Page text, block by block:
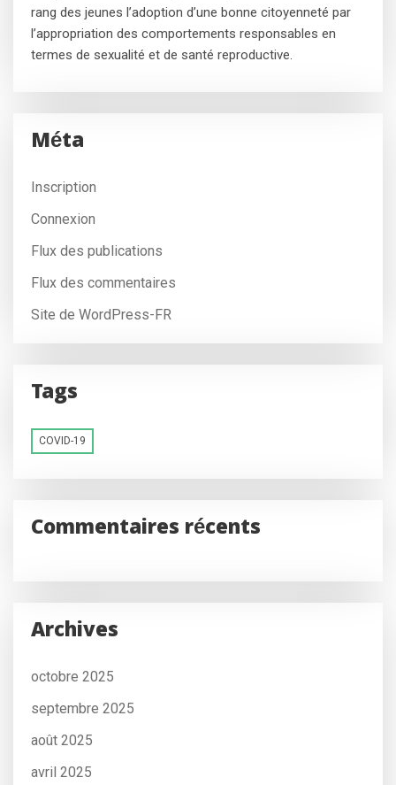
rang des jeunes l’adoption d’une bonne citoyenneté par
l’appropriation des comportements responsables en
termes de sexualité et de santé reproductive.
Méta
Inscription
Connexion
Flux des publications
Flux des commentaires
Site de WordPress-FR
Tags
COVID-19
Commentaires récents
Archives
octobre 2025
septembre 2025
août 2025
avril 2025